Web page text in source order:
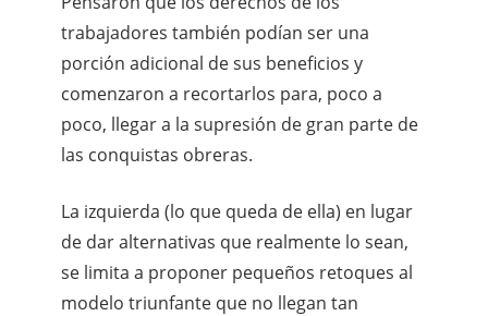
trabajadores también podían ser una
porción adicional de sus beneficios y
comenzaron a recortarlos para, poco a
poco, llegar a la supresión de gran parte de
las conquistas obreras.
La izquierda (lo que queda de ella) en lugar
de dar alternativas que realmente lo sean,
se limita a proponer pequeños retoques al
modelo triunfante que no llegan tan